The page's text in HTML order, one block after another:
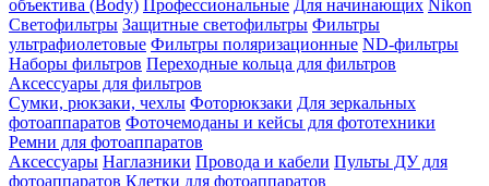
объектива (Body) Профессиональные Для начинающих Nikon
Светофильтры Защитные светофильтры Фильтры
ультрафиолетовые Фильтры поляризационные ND-фильтры
Наборы фильтров Переходные кольца для фильтров
Аксессуары для фильтров
Сумки, рюкзаки, чехлы Фоторюкзаки Для зеркальных
фотоаппаратов Фоточемоданы и кейсы для фототехники
Ремни для фотоаппаратов
Аксессуары Наглазники Провода и кабели Пульты ДУ для
фотоаппаратов Клетки для фотоаппаратов